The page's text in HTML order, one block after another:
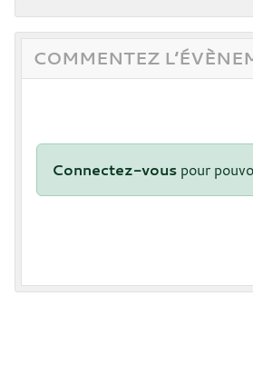
COMMENTEZ
Connectez-vous pour